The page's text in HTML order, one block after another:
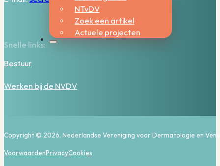
NTvDV
Zoek een artikel
Actuele projecten
Snelle links:
Bestuur
Werken bij de NVDV
Copyright © 2026, Nederlandse Vereniging voor Dermatologie en
VoorwaardenPrivacyCookies